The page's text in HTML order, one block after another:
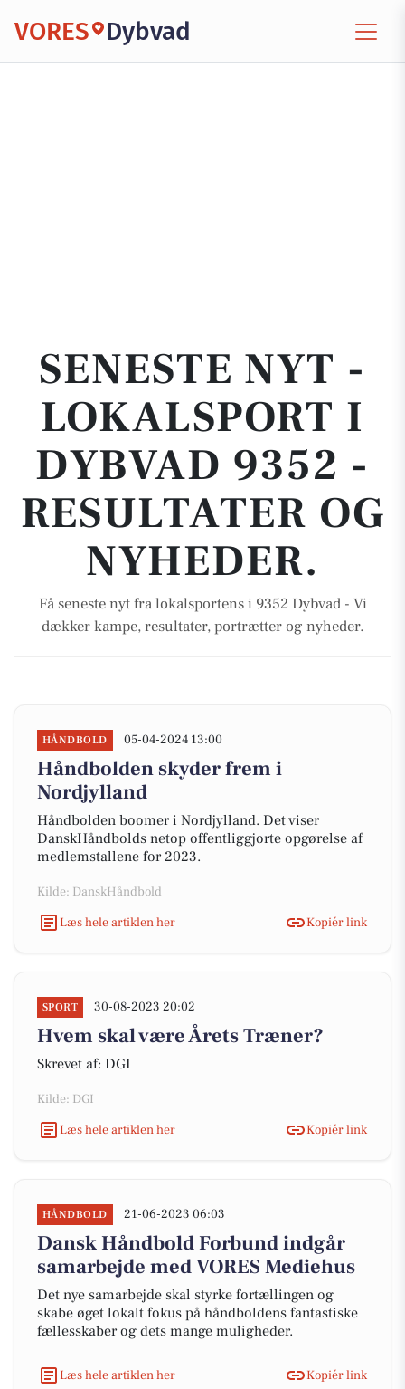
VORES Dybvad
SENESTE NYT -
LOKALSPORT I
DYBVAD 9352 -
RESULTATER OG
NYHEDER.
Få seneste nyt fra lokalsportens i 9352 Dybvad - Vi
dækker kampe, resultater, portrætter og nyheder.
HÅNDBOLD 05-04-2024 13:00
Håndbolden skyder frem i
Nordjylland
Håndbolden boomer i Nordjylland. Det viser
DanskHåndbolds netop offentliggjorte opgørelse af
medlemstallene for 2023.
Kilde: DanskHåndbold
Læs hele artiklen her
Kopiér link
SPORT 30-08-2023 20:02
Hvem skal være Årets Træner?
Skrevet af: DGI
Kilde: DGI
Læs hele artiklen her
Kopiér link
HÅNDBOLD 21-06-2023 06:03
Dansk Håndbold Forbund indgår
samarbejde med VORES Mediehus
Det nye samarbejde skal styrke fortællingen og
skabe øget lokalt fokus på håndboldens fantastiske
fællesskaber og dets mange muligheder.
Læs hele artiklen her Kopiér link